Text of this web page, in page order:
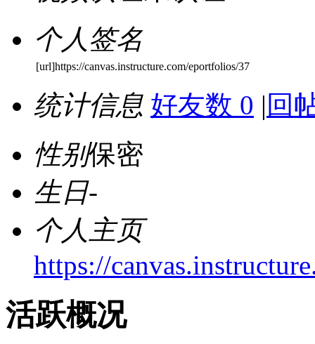
个人签名
[url]https://canvas.instructure.com/eportfolios/37
统计信息 好友数 0 | 回
性别保密
生日-
个人主页
https://
活跃概况